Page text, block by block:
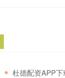
杜德配资APP